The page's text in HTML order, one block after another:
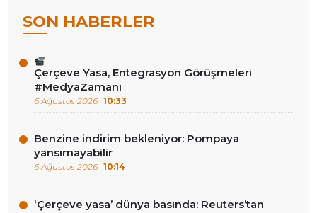
SON HABERLER
Çerçeve Yasa, Entegrasyon Görüşmeleri
#MedyaZamanı
6 Ağustos 2026 10:33
Benzine indirim bekleniyor: Pompaya
yansımayabilir
6 Ağustos 2026 10:14
‘Çerçeve yasa’ dünya basında: Reuters’tan